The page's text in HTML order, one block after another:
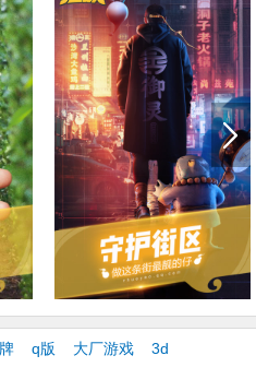
将化身为“御灵师”， 利用封妖灵珠
灵，使其成为自己的伙伴。
前，游戏中有近400种妖灵，形成
以及神话传说等多个维度。其中，
、“河神”、“貂宝”、“舞狮”等具有文
设计的“咸鱼”、“锦鲤”、“暴走小
q版 大厂游戏
3d